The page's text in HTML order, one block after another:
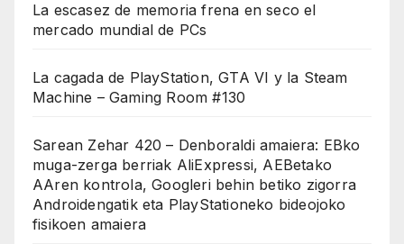
La escasez de memoria frena en seco el
mercado mundial de PCs
La cagada de PlayStation, GTA VI y la Steam
Machine – Gaming Room #130
Sarean Zehar 420 – Denboraldi amaiera: EBko
muga-zerga berriak AliExpressi, AEBetako
AAren kontrola, Googleri behin betiko zigorra
Androidengatik eta PlayStationeko bideojoko
fisikoen amaiera